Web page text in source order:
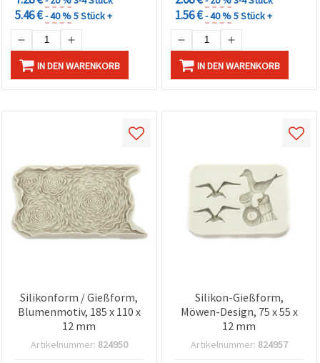
5.46 €- 40 %5 Stück +
IN DEN WARENKORB
1.56 €- 40 %5 Stück +
IN DEN WARENKORB
Silikonform / Gießform,
Blumenmotiv, 185 x 110 x
12 mm
Artikelnummer: 824950
Silikon-Gießform,
Möwen-Design, 75 x 55 x
12 mm
Artikelnummer: 824957